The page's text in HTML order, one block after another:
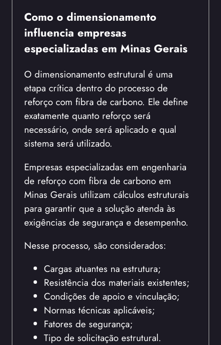
Como o dimensionamento
influencia empresas
especializadas em Minas Gerais
O dimensionamento estrutural é uma
etapa crítica dentro do processo de
reforço com fibra de carbono. Ele define
exatamente quanto reforço será
necessário, onde será aplicado e qual
sistema será utilizado.
Empresas especializadas em engenharia
de reforço com fibra de carbono em
Minas Gerais utilizam cálculos estruturais
para garantir que a solução atenda às
exigências de segurança e desempenho.
Nesse processo, são considerados:
Cargas atuantes na estrutura;
Resistência dos materiais existentes;
Condições de apoio e vinculação;
Normas técnicas aplicáveis;
Fatores de segurança;
Tipo de solicitação estrutural.